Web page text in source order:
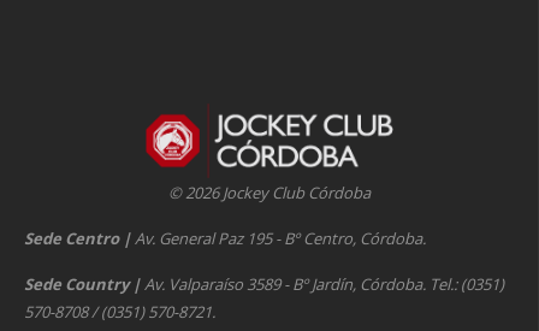
© 2026 Jockey Club Córdoba
Sede Centro |Av. General Paz 195 - Bº Centro, Córdoba.
Sede Country |Av. Valparaíso 3589 - Bº Jardín, Córdoba. Tel.: (0351)
570-8708 / (0351) 570-8721.